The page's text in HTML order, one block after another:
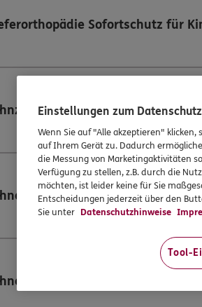
Sofortschutz für
(DKV
mit
mit
Einstellungen zum Datenschutz
Wenn Sie auf "Alle akzeptieren"
auf Ihrem Gerät zu. Dadurch
die Messung von Marketingaktivitäten
Verfügung zu stellen, z.B. durch die
möchten, ist leider keine für Sie
Entscheidungen jederzeit über den
Sie unter Datenschutzhinweise
Tool-